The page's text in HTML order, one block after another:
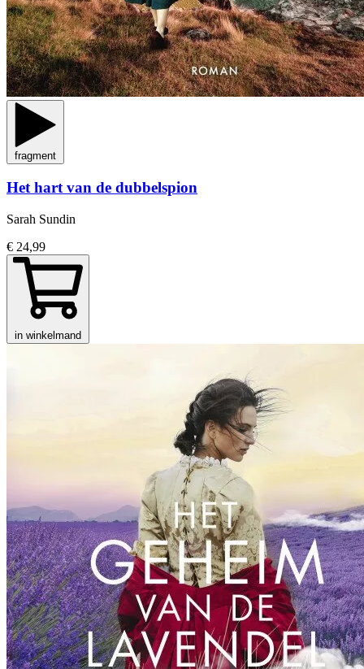
fragment
Het hart van de dubbelspion
Sarah Sundin
€ 24,99
in winkelmand